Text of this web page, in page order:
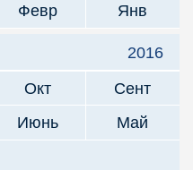
Февр Янв
2016
Окт
Сент
Июнь
Май